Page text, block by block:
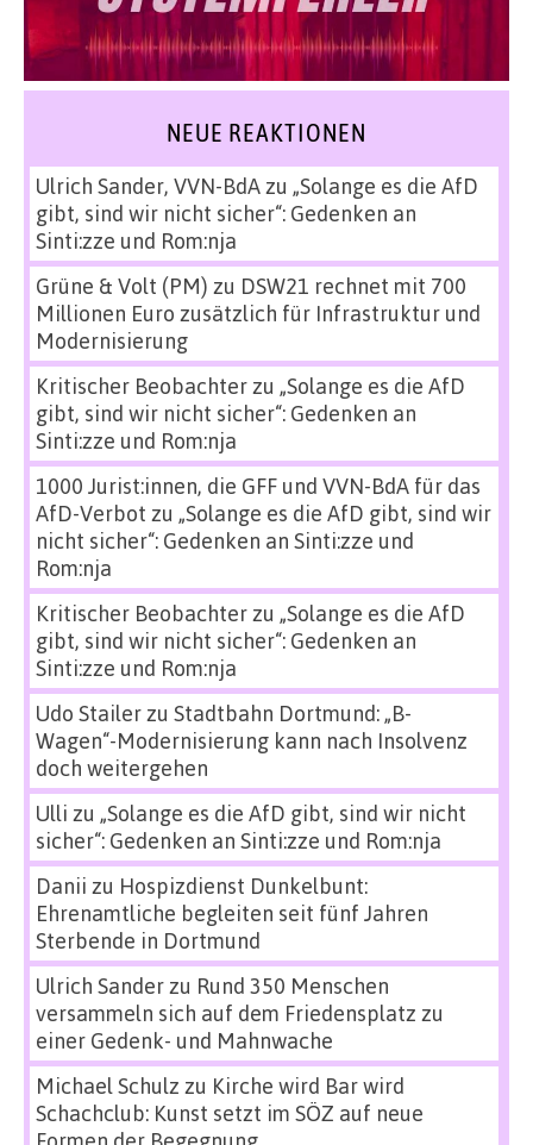
NEUE REAKTIONEN
Ulrich Sander, VVN-BdAzu „Solange es die AfD
gibt, sind wir nicht sicher“: Gedenken an
Sinti:zze und Rom:nja
Grüne & Volt (PM) zu DSW21 rechnet mit 700
Millionen Euro zusätzlich für Infrastruktur und
Modernisierung
Kritischer Beobachterzu „Solange es die AfD
gibt, sind wir nicht sicher“: Gedenken an
Sinti:zze und Rom:nja
1000 Jurist:innen, die GFF und VVN-BdA für das
AfD-Verbot zu „Solange es die AfD gibt, sind wir
nicht sicher“: Gedenken an Sinti:zze und
Rom:nja
Kritischer Beobachterzu „Solange es die AfD
gibt, sind wir nicht sicher“: Gedenken an
Sinti:zze und Rom:nja
Udo Stailerzu Stadtbahn Dortmund: „B-
Wagen“-Modernisierung kann nach Insolvenz
doch weitergehen
Ulli zu „Solange es die AfD gibt, sind wir nicht
sicher“: Gedenken an Sinti:zze und Rom:nja
Danii zu Hospizdienst Dunkelbunt:
Ehrenamtliche begleiten seit fünf Jahren
Sterbende in Dortmund
Ulrich Sanderzu Rund 350 Menschen
versammeln sich auf dem Friedensplatz zu
einer Gedenk- und Mahnwache
Michael Schulz zu Kirche wird Bar wird
Schachclub: Kunst setzt im SÖZ auf neue